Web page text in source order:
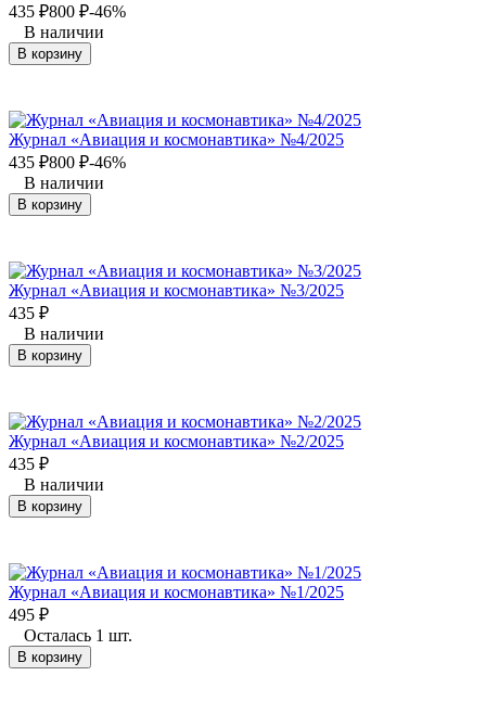
435 ₽800 ₽-46%
В наличии
В корзину
Журнал «Авиация и космонавтика» №4/2025
435 ₽800 ₽-46%
В наличии
В корзину
Журнал «Авиация и космонавтика» №3/2025
435 ₽
В наличии
В корзину
Журнал «Авиация и космонавтика» №2/2025
435 ₽
В наличии
В корзину
Журнал «Авиация и космонавтика» №1/2025
495 ₽
Осталась 1 шт.
В корзину